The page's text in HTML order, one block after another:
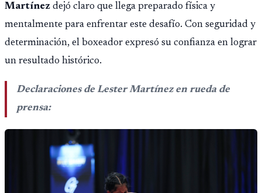
Martínez dejó claro que llega preparado física y
mentalmente para enfrentar este desafío. Con seguridad y
determinación, el boxeador expresó su confianza en lograr
un resultado histórico.
Declaraciones de Lester Martínez en rueda de
prensa: